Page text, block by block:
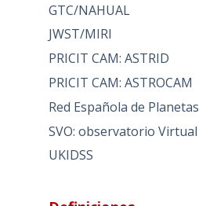
GTC/NAHUAL
JWST/MIRI
PRICIT CAM: ASTRID
PRICIT CAM: ASTROCAM
Red Española de Planetas
SVO: observatorio Virtual
UKIDSS